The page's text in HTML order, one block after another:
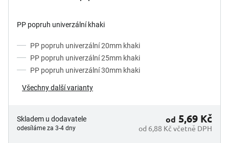
PP popruh univerzální khaki
PP popruh univerzální 20mm khaki
PP popruh univerzální 25mm khaki
PP popruh univerzální 30mm khaki
Všechny další varianty
Skladem u dodavatele
odesíláme za 3-4 dny od 6,88 Kč včetně DPH
od 5,69 Kč